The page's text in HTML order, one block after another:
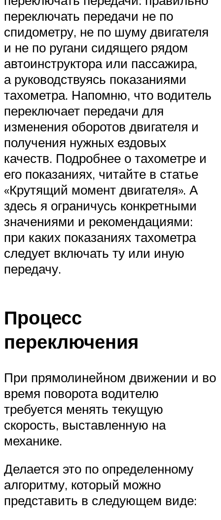
переключать передачи не по
спидометру, не по шуму двигателя
и не по ругани сидящего рядом
автоинструктора или пассажира,
а руководствуясь показаниями
тахометра. Напомню, что водитель
переключает передачи для
изменения оборотов двигателя и
получения нужных ездовых
качеств. Подробнее о тахометре и
его показаниях, читайте в статье
«Крутящий момент двигателя». А
здесь я ограничусь конкретными
значениями и рекомендациями:
при каких показаниях тахометра
следует включать ту или иную
передачу.
Процесс
переключения
При прямолинейном движении и во
время поворота водителю
требуется менять текущую
скорость, выставленную на
механике.
Делается это по определенному
алгоритму, который можно
представить в следующем виде: